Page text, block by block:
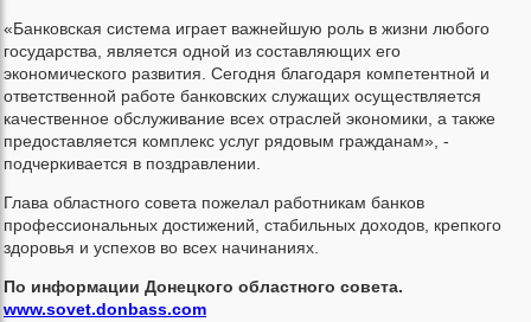
«Банковская система играет важнейшую роль в жизни любого
государства, является одной из составляющих его
экономического развития. Сегодня благодаря компетентной и
ответственной работе банковских служащих осуществляется
качественное обслуживание всех отраслей экономики, а также
предоставляется комплекс услуг рядовым гражданам», -
подчеркивается в поздравлении.
Глава областного совета пожелал работникам банков
профессиональных достижений, стабильных доходов, крепкого
здоровья и успехов во всех начинаниях.
По информации Донецкого областного совета.
www.sovet.donbass.com